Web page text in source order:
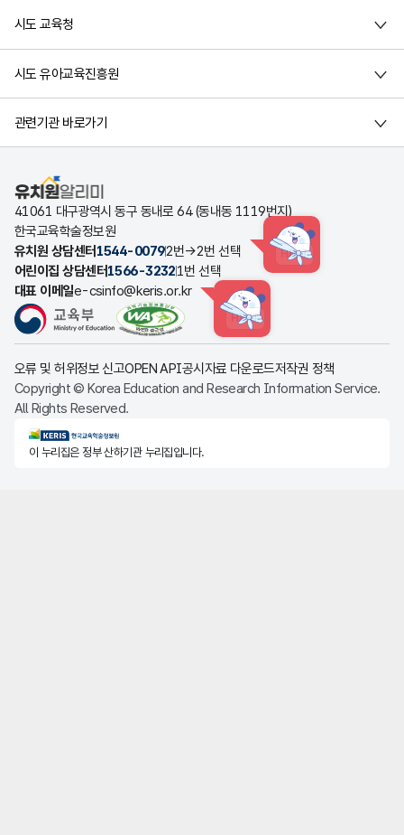
시도 교육청
시도 유아교육진흥원
관련기관 바로가기
유치원알리미
41061 대구광역시 동구 동내로 64 (동내동 1119번지)
한국교육학술정보원
유치원 상담센터 1544-00792번→2번 선택 HINT
어린이집 상담센터1566-32321번 선택
대표 이메일e-csinfo@keris.or.kr
HINT
오류 및 허위정보 신고OPEN API공시자료 다운로드저작권 정책
Copyright © Korea Education and Research Information Service.
All Rights Reserved.
KERIS한국교육학술정보원
이 누리집은 정부 산하기관 누리집입니다.